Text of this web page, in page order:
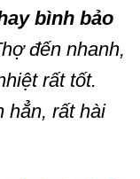
bình bảo
đến nhanh,
rất tốt.
hẳn, rất hài